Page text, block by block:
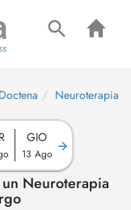
Doctena Neuroterapia
GIO
13 Ago
Neuroterapia